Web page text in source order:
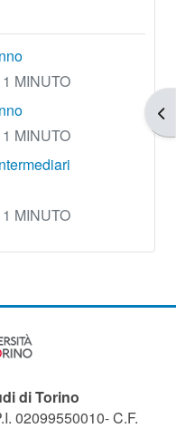
MINUTO
MINUTO
MINUTO
di Torino
02099550010- C.F.